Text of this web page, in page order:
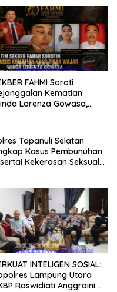
FAHMI Soroti
Kematian
Lorenza Gowasa,
Tapanuli Selatan
Kasus Pembunuhan
Kekerasan Seksual
INTELIGEN SOSIAL:
Lampung Utara
Raswidiati Anggraini